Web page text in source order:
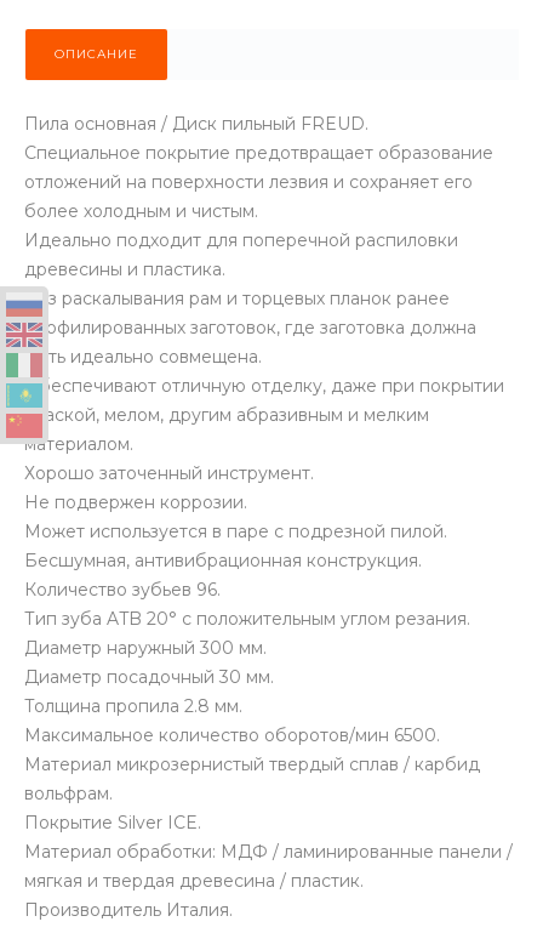
ОПИСАНИЕ
Пила основная / Диск пильный FREUD.
Специальное покрытие предотвращает образование
отложений на поверхности лезвия и сохраняет его
более холодным и чистым.
Идеально подходит для поперечной распиловки
древесины и пластика.
Без раскалывания рам и торцевых планок ранее
профилированных заготовок, где заготовка должна
быть идеально совмещена.
Обеспечивают отличную отделку, даже при покрытии
краской, мелом, другим абразивным и мелким
материалом.
Хорошо заточенный инструмент.
Не подвержен коррозии.
Может используется в паре с подрезной пилой.
Бесшумная, антивибрационная конструкция.
Количество зубьев 96.
Тип зуба ATB 20° с положительным углом резания.
Диаметр наружный 300 мм.
Диаметр посадочный 30 мм.
Толщина пропила 2.8 мм.
Максимальное количество оборотов/мин 6500.
Материал микрозернистый твердый сплав / карбид
вольфрам.
Покрытие Silver ICE.
Материал обработки: МДФ / ламинированные панели /
мягкая и твердая древесина / пластик.
Производитель Италия.